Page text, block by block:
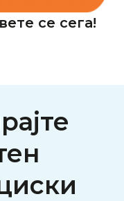
се сега!